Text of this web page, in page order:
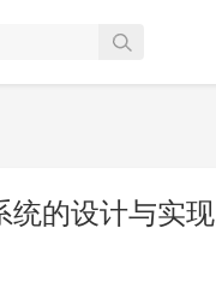
统的设计与实现